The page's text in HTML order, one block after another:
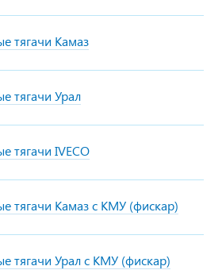
тягачи Камаз
тягачи Урал
тягачи IVECO
тягачи Камаз с КМУ (фискар)
тягачи Урал с КМУ (фискар)